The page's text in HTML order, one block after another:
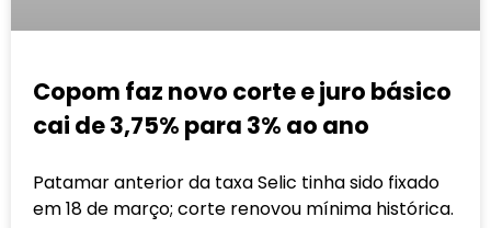
Copom faz novo corte e juro básico
cai de 3,75% para 3% ao ano
Patamar anterior da taxa Selic tinha sido fixado
em 18 de março; corte renovou mínima histórica.